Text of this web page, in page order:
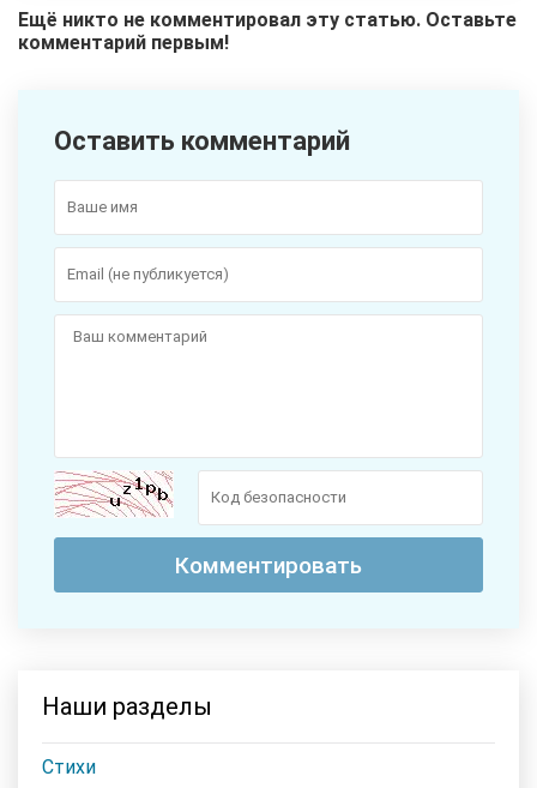
Ещё никто не комментировал эту статью. Оставьте
комментарий первым!
Оставить комментарий
Наши разделы
Стихи